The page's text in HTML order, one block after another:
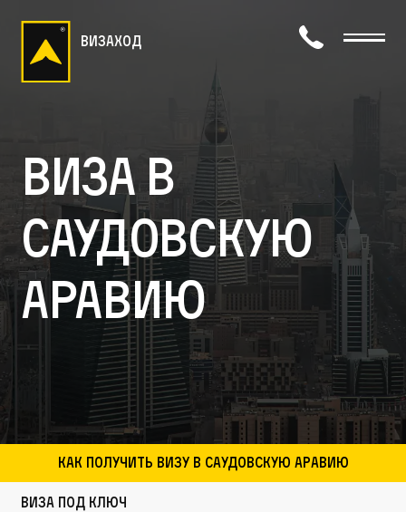
визаход
Виза в
Саудовскую
Аравию
Как получить визу в Саудовскую Аравию
Виза под ключ